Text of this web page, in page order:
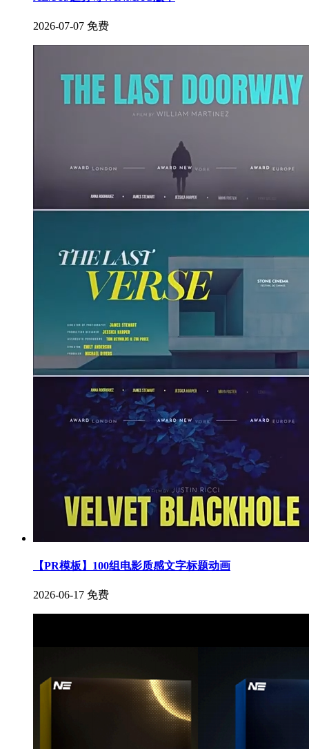
2026-07-07 免费
【PR模板】100组电影质感文字标题动画
2026-06-17 免费